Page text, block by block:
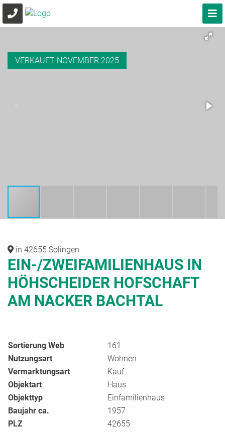
VERKAUFT NOVEMBER 2025
in 42655 Solingen
EIN-/ZWEIFAMILIENHAUS IN
HÖHSCHEIDER HOFSCHAFT
AM NACKER BACHTAL
Sortierung Web
161
Nutzungsart
Wohnen
Vermarktungsart
Kauf
Objektart
Haus
Objekttyp
Einfamilienhaus
Baujahr ca.
1957
PLZ
42655